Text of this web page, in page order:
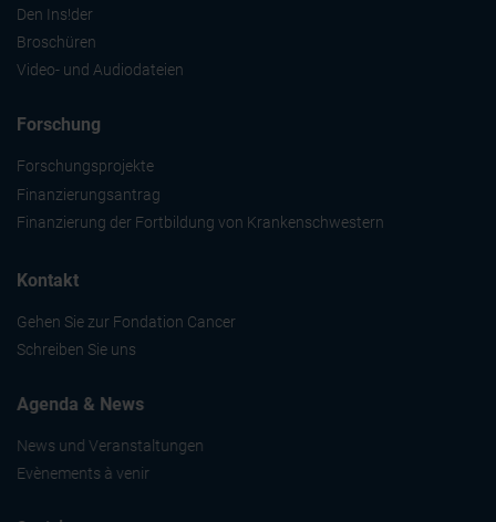
Den Ins!der
Broschüren
Video- und Audiodateien
Forschung
Forschungsprojekte
Finanzierungsantrag
Finanzierung der Fortbildung von Krankenschwestern
Kontakt
Gehen Sie zur Fondation Cancer
Schreiben Sie uns
Agenda & News
News und Veranstaltungen
Evènements à venir